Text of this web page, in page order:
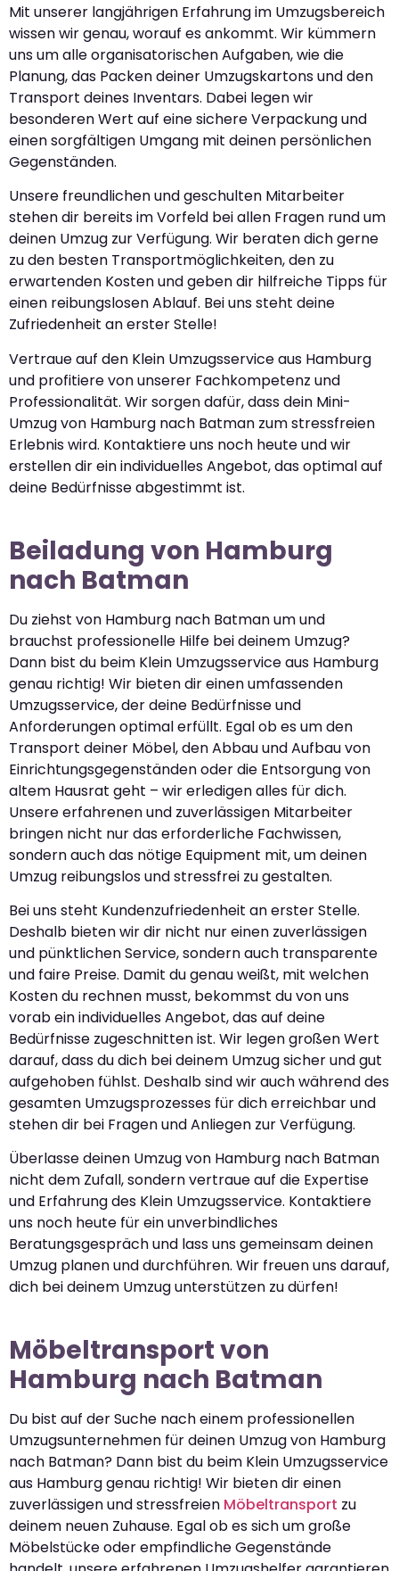
Mit unserer langjährigen Erfahrung im Umzugsbereich
wissen wir genau, worauf es ankommt. Wir kümmern
uns um alle organisatorischen Aufgaben, wie die
Planung, das Packen deiner Umzugskartons und den
Transport deines Inventars. Dabei legen wir
besonderen Wert auf eine sichere Verpackung und
einen sorgfältigen Umgang mit deinen persönlichen
Gegenständen.
Unsere freundlichen und geschulten Mitarbeiter
stehen dir bereits im Vorfeld bei allen Fragen rund um
deinen Umzug zur Verfügung. Wir beraten dich gerne
zu den besten Transportmöglichkeiten, den zu
erwartenden Kosten und geben dir hilfreiche Tipps für
einen reibungslosen Ablauf. Bei uns steht deine
Zufriedenheit an erster Stelle!
Vertraue auf den Klein Umzugsservice aus Hamburg
und profitiere von unserer Fachkompetenz und
Professionalität. Wir sorgen dafür, dass dein Mini-
Umzug von Hamburg nach Batman zum stressfreien
Erlebnis wird. Kontaktiere uns noch heute und wir
erstellen dir ein individuelles Angebot, das optimal auf
deine Bedürfnisse abgestimmt ist.
Beiladung von Hamburg
nach Batman
Du ziehst von Hamburg nach Batman um und
brauchst professionelle Hilfe bei deinem Umzug?
Dann bist du beim Klein Umzugsservice aus Hamburg
genau richtig! Wir bieten dir einen umfassenden
Umzugsservice, der deine Bedürfnisse und
Anforderungen optimal erfüllt. Egal ob es um den
Transport deiner Möbel, den Abbau und Aufbau von
Einrichtungsgegenständen oder die Entsorgung von
altem Hausrat geht – wir erledigen alles für dich.
Unsere erfahrenen und zuverlässigen Mitarbeiter
bringen nicht nur das erforderliche Fachwissen,
sondern auch das nötige Equipment mit, um deinen
Umzug reibungslos und stressfrei zu gestalten.
Bei uns steht Kundenzufriedenheit an erster Stelle.
Deshalb bieten wir dir nicht nur einen zuverlässigen
und pünktlichen Service, sondern auch transparente
und faire Preise. Damit du genau weißt, mit welchen
Kosten du rechnen musst, bekommst du von uns
vorab ein individuelles Angebot, das auf deine
Bedürfnisse zugeschnitten ist. Wir legen großen Wert
darauf, dass du dich bei deinem Umzug sicher und gut
aufgehoben fühlst. Deshalb sind wir auch während des
gesamten Umzugsprozesses für dich erreichbar und
stehen dir bei Fragen und Anliegen zur Verfügung.
Überlasse deinen Umzug von Hamburg nach Batman
nicht dem Zufall, sondern vertraue auf die Expertise
und Erfahrung des Klein Umzugsservice. Kontaktiere
uns noch heute für ein unverbindliches
Beratungsgespräch und lass uns gemeinsam deinen
Umzug planen und durchführen. Wir freuen uns darauf,
dich bei deinem Umzug unterstützen zu dürfen!
Möbeltransport von
Hamburg nach Batman
Du bist auf der Suche nach einem professionellen
Umzugsunternehmen für deinen Umzug von Hamburg
nach Batman? Dann bist du beim Klein Umzugsservice
aus Hamburg genau richtig! Wir bieten dir einen
zuverlässigen und stressfreien Möbeltransport zu
deinem neuen Zuhause. Egal ob es sich um große
Möbelstücke oder empfindliche Gegenstände